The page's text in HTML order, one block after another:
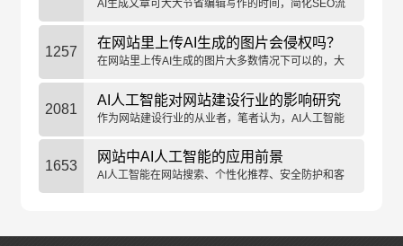
AI生成文章可大大节省编辑写作的时间，简化SEO流
1257
在网站里上传AI生成的图片会侵权吗？
在网站里上传AI生成的图片大多数情况下可以的，大
2081
AI人工智能对网站建设行业的影响研究
作为网站建设行业的从业者，笔者认为，AI人工智能
1653
网站中AI人工智能的应用前景
AI人工智能在网站搜索、个性化推荐、安全防护和客